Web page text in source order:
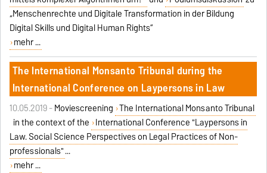
„Menschenrechte und Digitale Transformation in der Bildung
Digital Skills und Digital Human Rights“
mehr ...
The International Monsanto Tribunal during the
International Conference on Laypersons in Law
10.05.2019 -Moviescreening The International Monsanto Tribunal
in the context of the International Conference "Laypersons in
Law. Social Science Perspectives on Legal Practices of Non-
professionals"...
mehr ...